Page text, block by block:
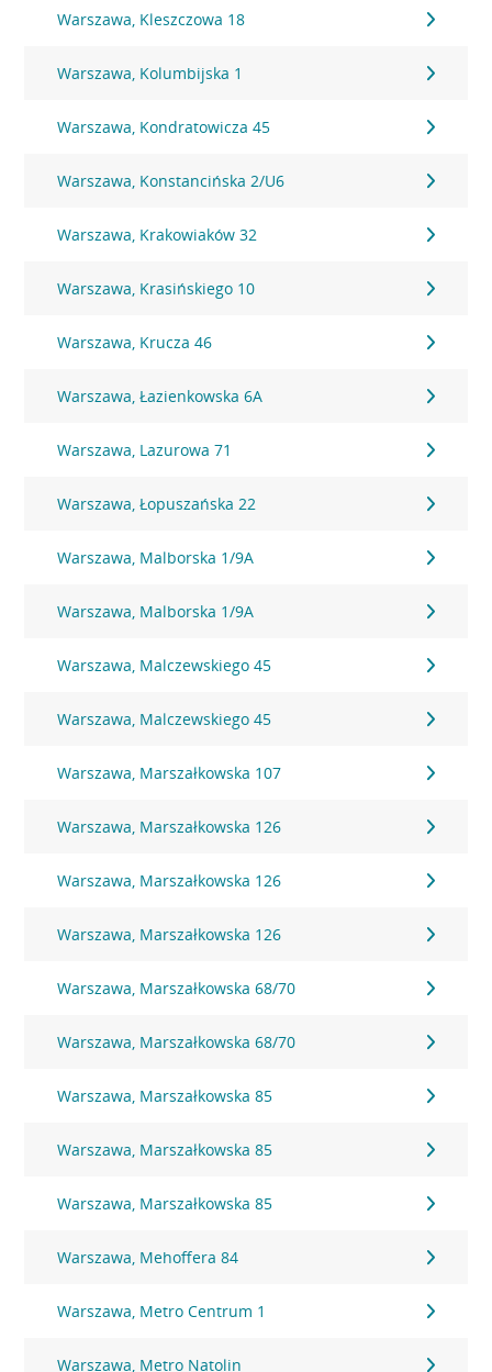
Warszawa, Kleszczowa 18
Warszawa, Kolumbijska 1
Warszawa, Kondratowicza 45
Warszawa, Konstancińska 2/U6
Warszawa, Krakowiaków 32
Warszawa, Krasińskiego 10
Warszawa, Krucza 46
Warszawa, Łazienkowska 6A
Warszawa, Lazurowa 71
Warszawa, Łopuszańska 22
Warszawa, Malborska 1/9A
Warszawa, Malborska 1/9A
Warszawa, Malczewskiego 45
Warszawa, Malczewskiego 45
Warszawa, Marszałkowska 107
Warszawa, Marszałkowska 126
Warszawa, Marszałkowska 126
Warszawa, Marszałkowska 126
Warszawa, Marszałkowska 68/70
Warszawa, Marszałkowska 68/70
Warszawa, Marszałkowska 85
Warszawa, Marszałkowska 85
Warszawa, Marszałkowska 85
Warszawa, Mehoffera 84
Warszawa, Metro Centrum 1
Warszawa, Metro Natolin